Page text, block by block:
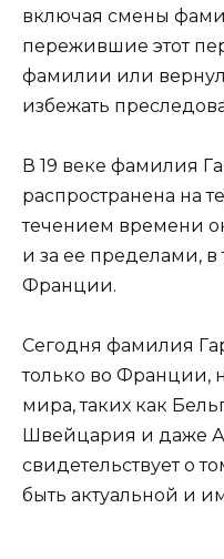
включая смены
пережившие этот
фамилии или
избежать
В 19 веке фамилия
распространена на
течением времени
и за ее пределами,
Франции.
Сегодня фамилия
только во Франции,
мира, таких как
Швейцария и даже
свидетельствует о
быть актуальной и